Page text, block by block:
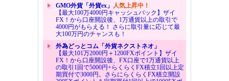
GMO外貨「外貨ex」 人気上昇中！
【最大100万4000円キャッシュバック】ザイ
FX！から口座開設後、1万通貨以上の取引で
4000円がもらえる！ さらに取引量に応じて最
大100万円のチャンスも！
外為どっとコム「外貨ネクストネオ」
【最大101万2000円＋1200FXポイント】ザイ
FX！から口座開設後、FX口座で1万通貨以上
の取引1回で5000円+らくらくFX積立1回以上定
期買付で3000円。さらにらくらくFX積立開設